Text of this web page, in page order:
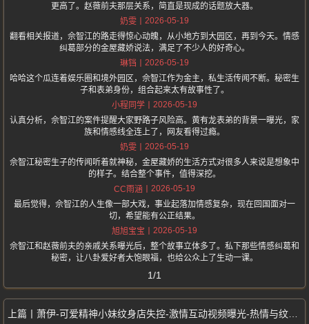
更高了。赵薇前夫那层关系，简直是现成的话题放大器。
奶雯
2026-05-19
翻看相关报道，佘智江的路走得惊心动魄，从小地方到大园区，再到今天。情感
纠葛部分的金屋藏娇说法，满足了不少人的好奇心。
琳铛
2026-05-19
哈哈这个瓜连着娱乐圈和境外园区，佘智江作为金主，私生活传闻不断。秘密生
子和表弟身份，组合起来太有故事性了。
小程同学
2026-05-19
认真分析，佘智江的案件提醒大家野路子风险高。黄有龙表弟的背景一曝光，家
族和情感线全连上了，网友看得过瘾。
奶雯
2026-05-19
佘智江秘密生子的传闻听着就神秘，金屋藏娇的生活方式对很多人来说是想象中
的样子。结合整个事件，值得深挖。
CC雨涵
2026-05-19
最后觉得，佘智江的人生像一部大戏，事业起落加情感复杂，现在回国面对一
切，希望能有公正结果。
旭旭宝宝
2026-05-19
佘智江和赵薇前夫的亲戚关系曝光后，整个故事立体多了。私下那些情感纠葛和
秘密，让八卦爱好者大饱眼福，也给公众上了生动一课。
1/1
萧伊-可爱精神小妹纹身店失控-激情互动视频曝光-热情与纹身师亲密接触